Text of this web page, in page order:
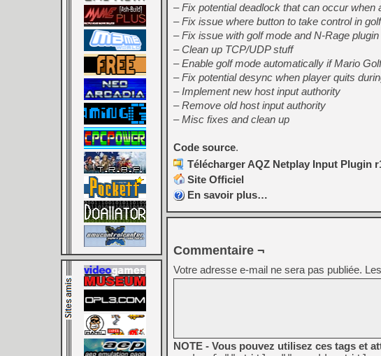
– Fix potential deadlock that can occur
– Fix issue where button to take control in
– Fix issue with golf mode and N-Rage plugin
– Clean up TCP/UDP stuff
– Enable golf mode automatically if Mario
– Fix potential desync when player quits
– Implement new host input authority
– Remove old host input authority
– Misc fixes and clean up
Code source.
Télécharger AQZ Netplay Input Plugin
Site Officiel
En savoir plus…
Commentaire ¬
Votre adresse e-mail ne sera pas publiée.
NOTE - Vous pouvez utilisez ces tags et